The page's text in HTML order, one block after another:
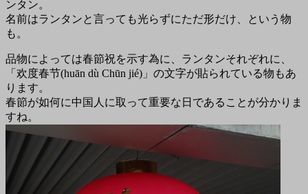
ンタン。
名前はランタンと言っても光らずにただ形だけ、という物
も。
品物によっては春節祝を示す為に、ランタンそれぞれに、
「欢度春节(huān dù Chūn jié)」の文字が貼られている物もあ
ります。
春節が如何に中国人に取って重要な日であることが分かりま
すね。